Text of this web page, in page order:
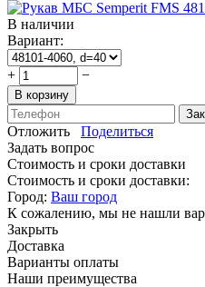
В наличии
Вариант:
+ −
В корзину
Отложить
Поделиться
Задать вопрос
Стоимость и сроки доставки
Стоимость и сроки доставки:
Город: Ваш город
К сожалению, мы не нашли
Закрыть
Доставка
Варианты оплаты
Наши преимущества